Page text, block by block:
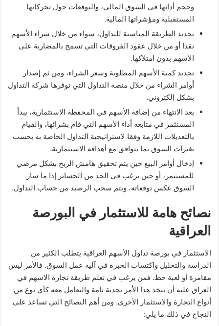
وحجم أدائها في السوق المالي، والتوقعات حول تحركاتها
المستقبلية ومؤشراتها المالية.
تحديد الطريقة المناسبة للتداول، سواء من خلال شراء الأسهم
نقدا أو من خلال عقود الفروقات التي تسمح بالمضاربة على
الأسهم بدون امتلاكها.
تحديد كمية الأسهم المطلوبة وسعر الشراء، ومن ثم إصدار
أوامر الشراء من خلال منصة التداول التي توفرها شركة التداول
بشكل إلكتروني.
بعد الانتهاء من إضافة الأسهم في المحفظة الاستثمارية، يبدأ
المستثمر في متابعة أداء الأسهم التي قام بشرائها، والقيام
بالتعديلات اللازمة وفقا لاستراتيجية التداول الخاصة به بحسب
تغيرات السوق بما يتوافق مع أهدافه الاستثمارية.
إدخال أوامر البيع حين يتم تحقيق هامش الربح بشكل مرضي
للمستثمر، أو حين يرغب في الحد من الخسائر إذا ما سار
السوق عكس توقعاته، ويتم سحب الرصيد من حساب التداول.
نصائح هامة للاستثمار في البورصة
العراقية
الاستثمار في بورصة تداول الأسهم العراقية يتطلب الكثير من
الدراسة والتحليل واكتساب الخبرة في آلية عمل السوق. فالأمر ليس
مقامرة أو لعبة حظ. فمن يرغب في تعلم طريقة تجارة الاسهم في
العراق عليه أن يتخذ هذا الأمر بجدية تامة والتعامل معه كأي نوع من
أنواع التجارة والاستثمار الأخرى. ومن أهم النصائح التي تساعد على
النجاح في ذلك ما يلي: